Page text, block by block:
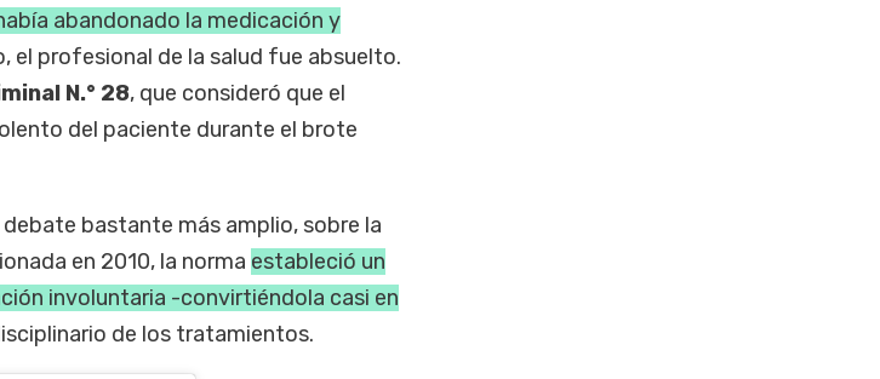
abandonado la medicación y
el profesional de la salud fue absuelto.
N.° 28, que consideró que el
del paciente durante el brote
bastante más amplio, sobre la
en 2010, la norma estableció un
involuntaria -convirtiéndola casi en
de los tratamientos.